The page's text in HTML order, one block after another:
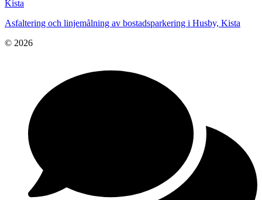
Kista
Asfaltering och linjemålning av bostadsparkering i Husby, Kista
© 2026